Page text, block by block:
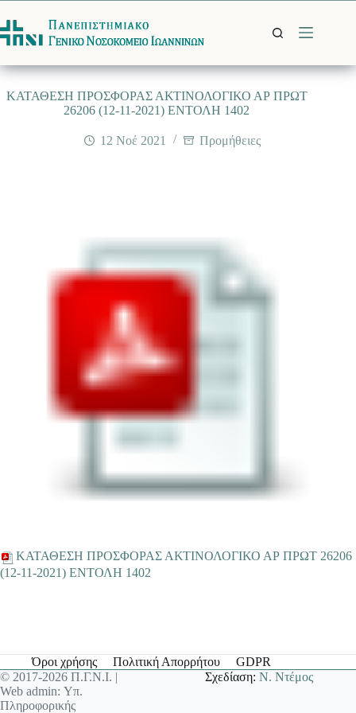
στο
περιεχόμενο
ΚΑΤΑΘΕΣΗ ΠΡΟΣΦΟΡΑΣ ΑΚΤΙΝΟΛΟΓΙΚΟ ΑΡ ΠΡΩΤ
26206 (12-11-2021) ΕΝΤΟΛΗ 1402
12 Νοέ 2021 Προμήθειες
ΚΑΤΑΘΕΣΗ ΠΡΟΣΦΟΡΑΣ ΑΚΤΙΝΟΛΟΓΙΚΟ ΑΡ ΠΡΩΤ 26206
(12-11-2021) ΕΝΤΟΛΗ 1402
Όροι χρήσης Πολιτική Απορρήτου
GDPR
© 2017-2026 Π.Γ.Ν.Ι. |
Web admin: Υπ.
Πληροφορικής
Σχεδίαση:Ν. Ντέμος